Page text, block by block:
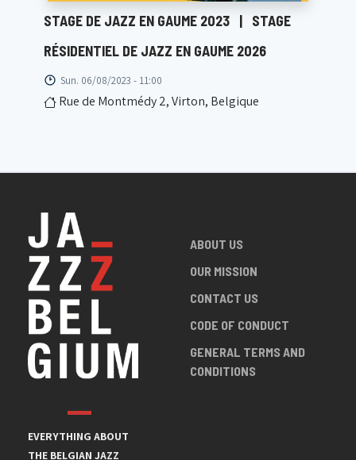
STAGE DE JAZZ EN GAUME 2023 | STAGE
RÉSIDENTIEL DE JAZZ EN GAUME 2026
Sun. 06/08/2023 - 11:00
Rue de Montmédy 2, Virton, Belgique
EVERYTHING ABOUT
THE BELGIAN JAZZ
ABOUT US
OUR MISSION
CONTACT US
CODE OF CONDUCT
GENERAL TERMS AND
CONDITIONS